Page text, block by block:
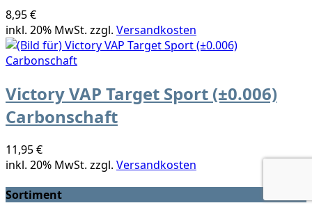
8,95 €
inkl. 20% MwSt. zzgl. Versandkosten
Victory VAP Target Sport (±0.006)
Carbonschaft
11,95 €
inkl. 20% MwSt. zzgl. Versandkosten
Sortiment